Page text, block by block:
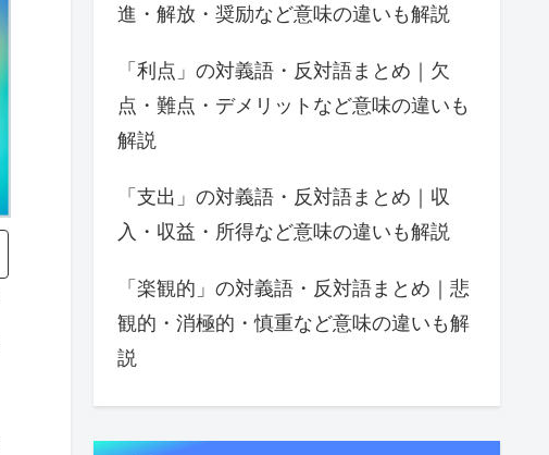
進・解放・奨励など意味の違いも解説
「利点」の対義語・反対語まとめ｜欠
点・難点・デメリットなど意味の違いも
解説
「支出」の対義語・反対語まとめ｜収
入・収益・所得など意味の違いも解説
「楽観的」の対義語・反対語まとめ｜悲
観的・消極的・慎重など意味の違いも解
説